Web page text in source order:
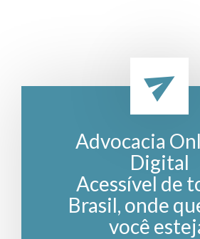
Advocacia
Digital
Acessível de
Brasil, onde
você